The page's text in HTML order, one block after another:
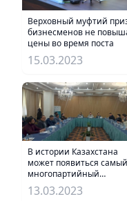
Верховный муфтий
бизнесменов не
цены во время поста
15.03.2023
В истории Казахстана
может появиться самый
многопартийный
Парламент – политолог
13.03.2023